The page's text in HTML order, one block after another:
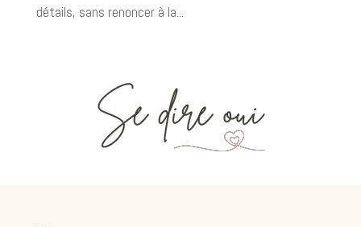
détails, sans renoncer à la...